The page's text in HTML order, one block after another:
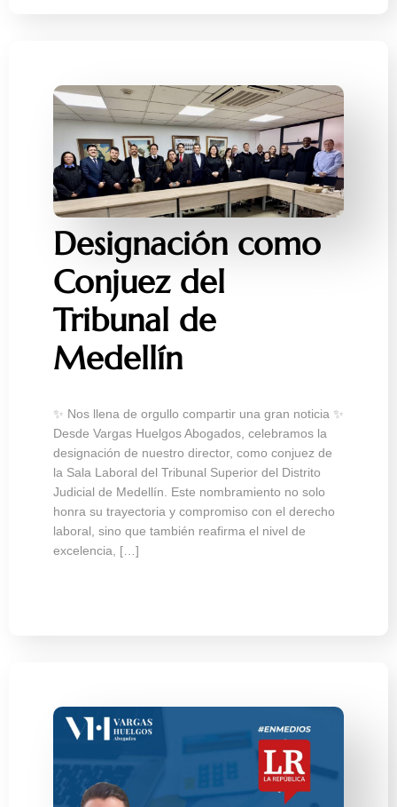
Designación como
Conjuez del
Tribunal de
Medellín
✨ Nos llena de orgullo compartir una gran noticia ✨
Desde Vargas Huelgos Abogados, celebramos la
designación de nuestro director, como conjuez de
la Sala Laboral del Tribunal Superior del Distrito
Judicial de Medellín. Este nombramiento no solo
honra su trayectoria y compromiso con el derecho
laboral, sino que también reafirma el nivel de
excelencia, […]